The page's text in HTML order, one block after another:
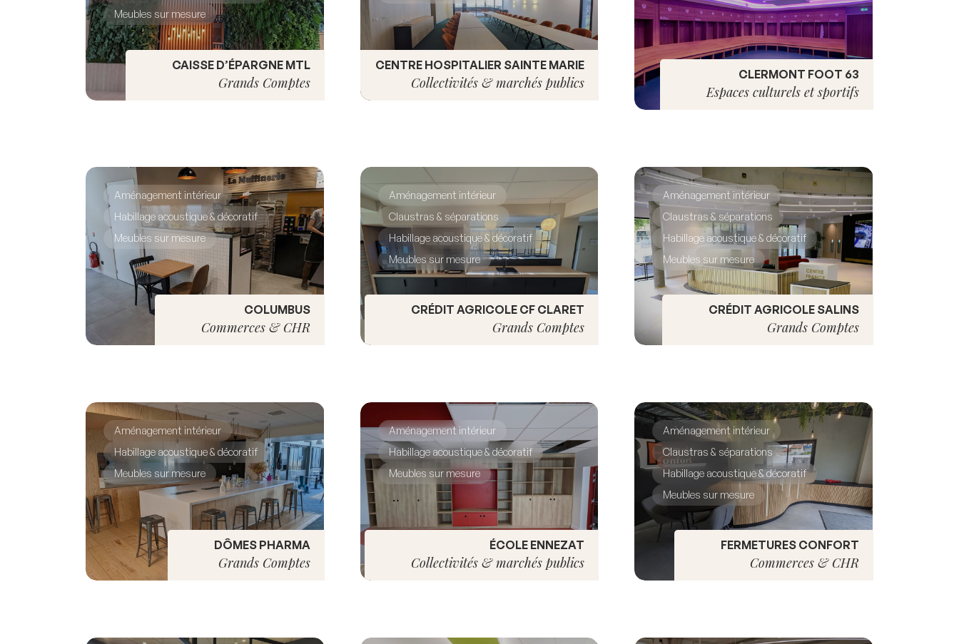
Meubles sur mesure
CAISSE D’ÉPARGNE MTL
Grands Comptes
CENTRE HOSPITALIER SAINTE MARIE
Collectivités & marchés publics CLERMONT FOOT 63
Espaces culturels et sportifs
Aménagement intérieur
Habillage acoustique & décoratif
Meubles sur mesure
COLUMBUS
Commerces & CHR
Aménagement intérieur
Claustras & séparations
Habillage acoustique & décoratif
Meubles sur mesure
CRÉDIT AGRICOLE CF CLARET
Grands Comptes
Aménagement intérieur
Claustras & séparations
Habillage acoustique & décoratif
Meubles sur mesure
CRÉDIT AGRICOLE SALINS
Grands Comptes
Aménagement intérieur
Habillage acoustique & décoratif
Meubles sur mesure
DÔMES PHARMA
Grands Comptes
Aménagement intérieur
Habillage acoustique & décoratif
Meubles sur mesure
ÉCOLE ENNEZAT
Collectivités & marchés publics
Aménagement intérieur
Claustras & séparations
Habillage acoustique & décoratif
Meubles sur mesure
FERMETURES CONFORT
Commerces & CHR